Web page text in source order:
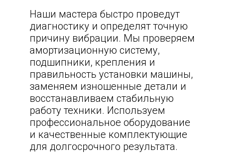
Наши мастера быстро проведут
диагностику и определят точную
причину вибрации. Мы проверяем
амортизационную систему,
подшипники, крепления и
правильность установки машины,
заменяем изношенные детали и
восстанавливаем стабильную
работу техники. Используем
профессиональное оборудование
и качественные комплектующие
для долгосрочного результата.